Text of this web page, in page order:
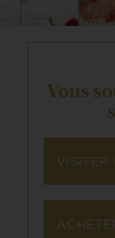
Vous
VISITER